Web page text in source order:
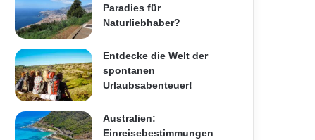
Paradies für
Naturliebhaber?
Entdecke die Welt der
spontanen
Urlaubsabenteuer!
Australien:
Einreisebestimmungen